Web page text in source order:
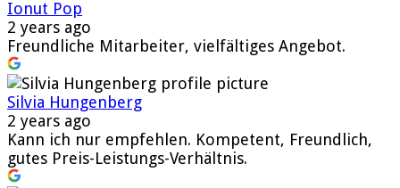
Ionut Pop
2 years ago
Freundliche Mitarbeiter, vielfältiges Angebot.
Silvia Hungenberg
2 years ago
Kann ich nur empfehlen. Kompetent, Freundlich,
gutes Preis-Leistungs-Verhältnis.